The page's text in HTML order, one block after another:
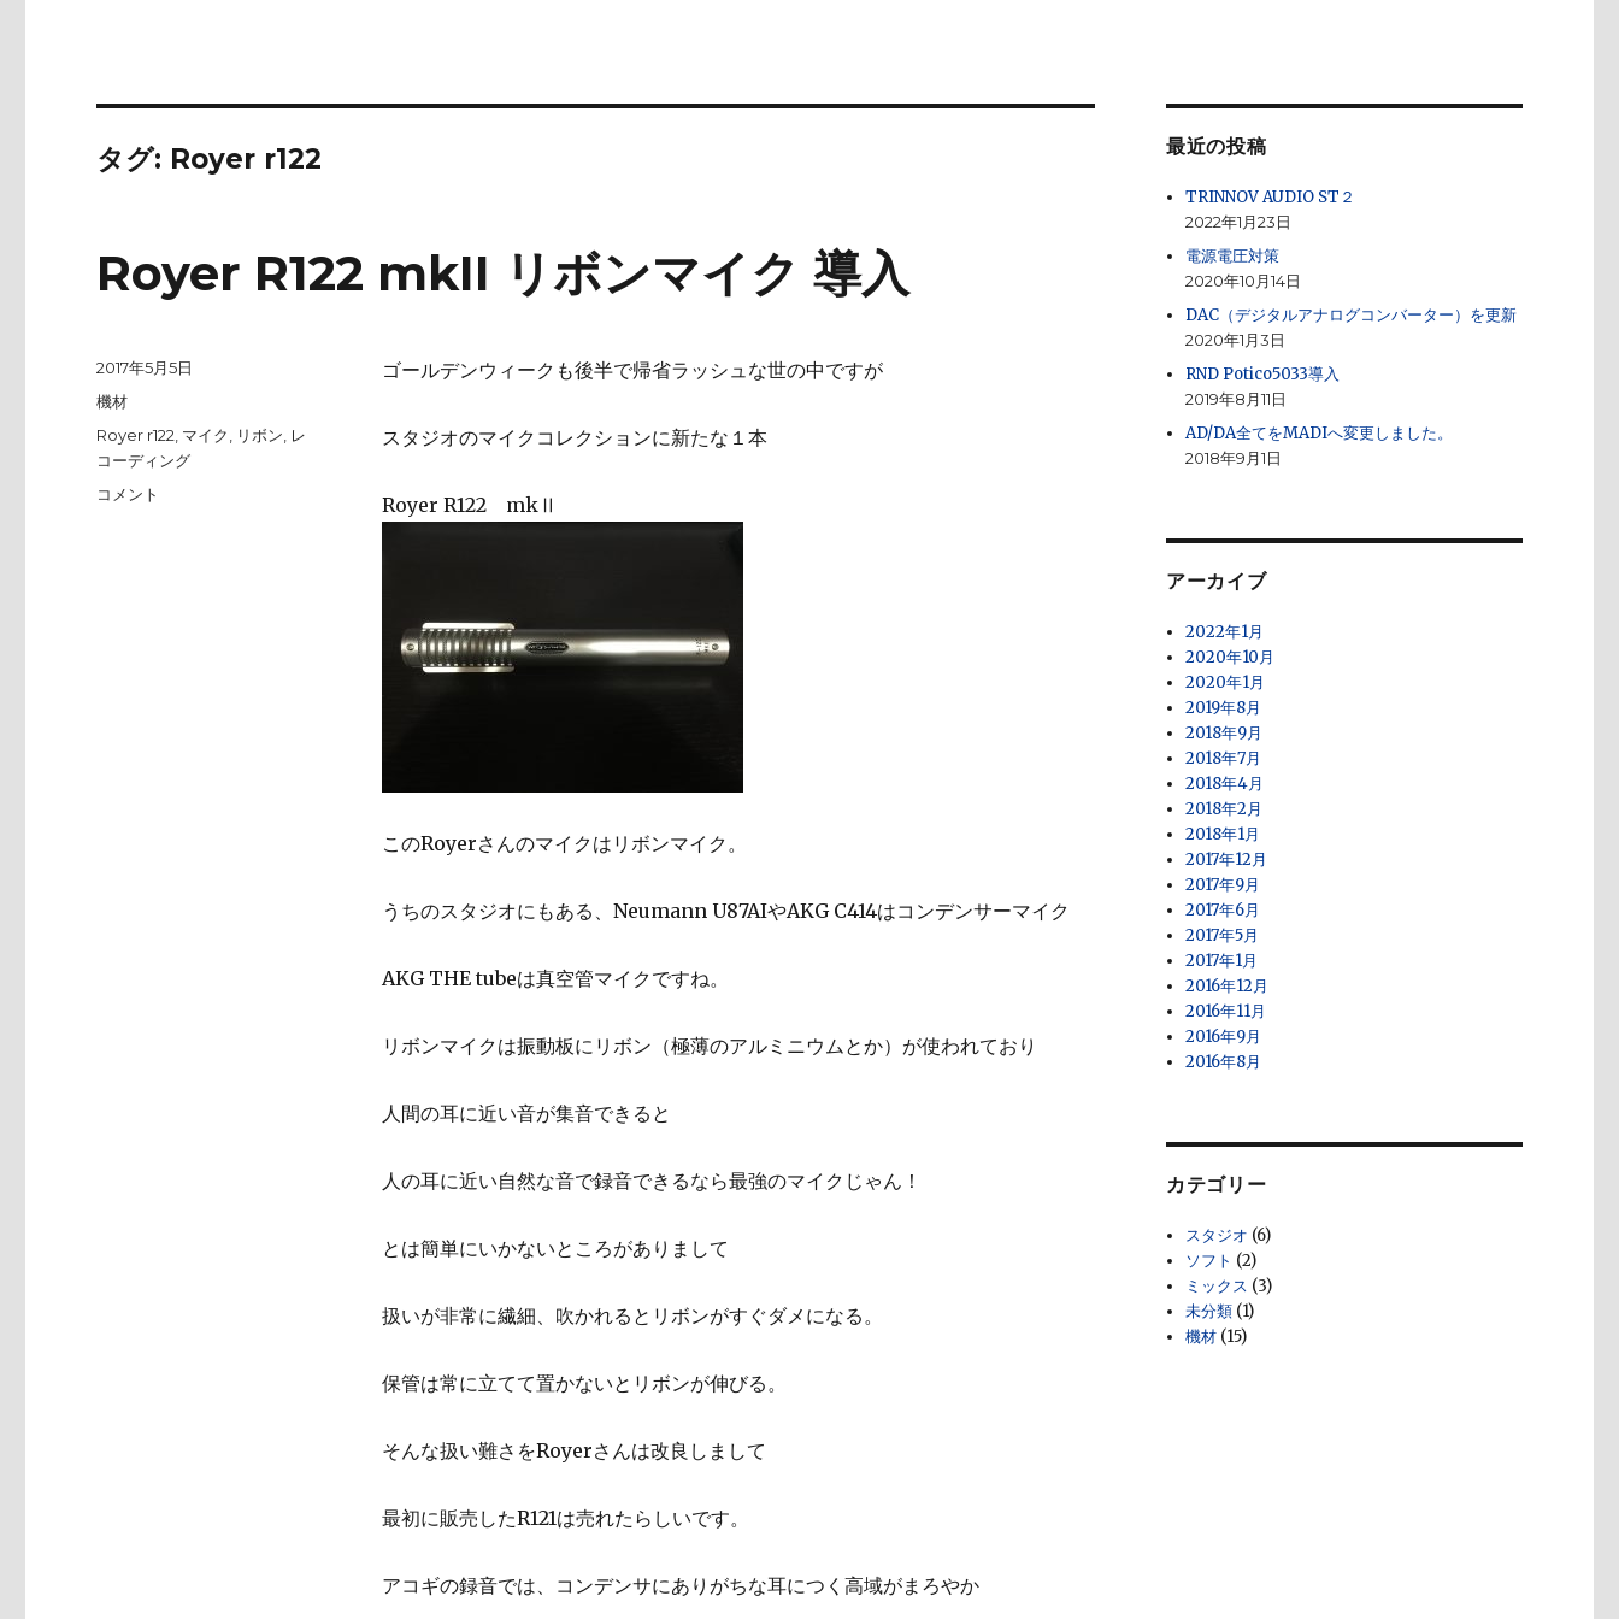
タグ: Royer r122
Royer R122 mkII リボンマイク 導入
ゴールデンウィークも後半で帰省ラッシュな世の中ですが
スタジオのマイクコレクションに新たな１本
Royer R122 mkⅡ
このRoyerさんのマイクはリボンマイク。
うちのスタジオにもある、Neumann U87AIやAKG C414はコンデンサーマイク
AKG THE tubeは真空管マイクですね。
リボンマイクは振動板にリボン（極薄のアルミニウムとか）が使われており
人間の耳に近い音が集音できると
人の耳に近い自然な音で録音できるなら最強のマイクじゃん！
とは簡単にいかないところがありまして
扱いが非常に繊細、吹かれるとリボンがすぐダメになる。
保管は常に立てて置かないとリボンが伸びる。
そんな扱い難さをRoyerさんは改良しまして
最初に販売したR121は売れたらしいです。
アコギの録音では、コンデンサにありがちな耳につく高域がまろやか
投
稿
2017年5月5日
カ
テ
ー
機材
タ
グ
Royer r122 マイク リボン レ
コーディング
Royer
コメント
最近の投稿
TRINNOV AUDIO ST２
2022年1月23日
電源電圧対策
2020年10月14日
DAC（デジタルアナログコンバーター）を更新
2020年1月3日
RND Potico5033導入
2019年8月11日
AD/DA全てをMADIへ変更しました。
2018年9月1日
アーカイブ
2022年1月
2020年10月
2020年1月
2019年8月
2018年9月
2018年7月
2018年4月
2018年2月
2018年1月
2017年12月
2017年9月
2017年6月
2017年5月
2017年1月
2016年12月
2016年11月
2016年9月
2016年8月
カテゴリー
スタジオ (6)
ソフト (2)
ミックス (3)
未分類 (1)
機材 (15)